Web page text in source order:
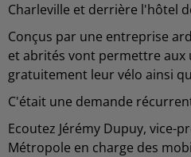
Charleville et derrière l'hôtel
Conçus par une entreprise
et abrités vont permettre aux
gratuitement leur vélo ainsi
C'était une demande
Ecoutez Jérémy Dupuy, vice-
Métropole en charge des